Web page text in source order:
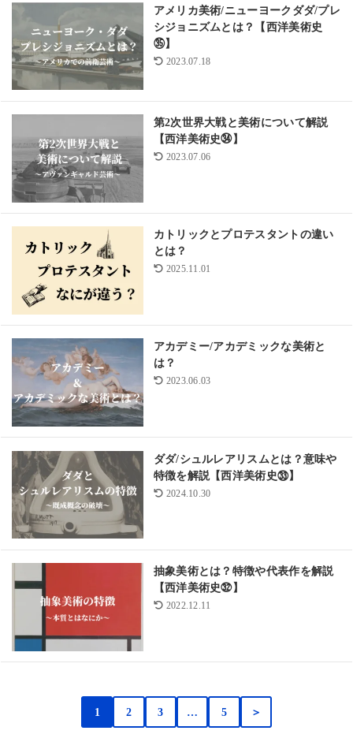
アメリカ美術/ニューヨークダダ/プレ
シジョニズムとは？【西洋美術史
㉟】
2023.07.18
第2次世界大戦と美術について解説
【西洋美術史㉞】
2023.07.06
カトリックとプロテスタントの違い
とは？
2025.11.01
アカデミー/アカデミックな美術と
は？
2023.06.03
ダダ/シュルレアリスムとは？意味や
特徴を解説【西洋美術史㉝】
2024.10.30
抽象美術とは？特徴や代表作を解説
【西洋美術史㉜】
2022.12.11
1 2 3 … 5 ＞